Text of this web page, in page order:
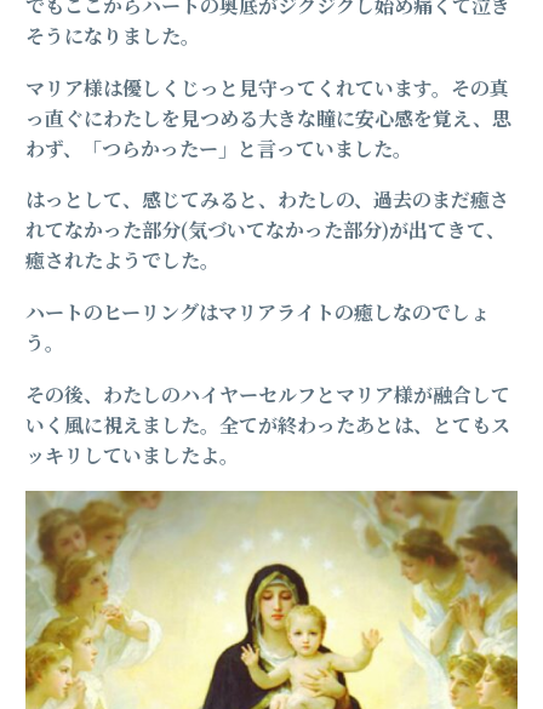
でもここからハートの奥底がジクジクし始め痛くて泣き
そうになりました。
マリア様は優しくじっと見守ってくれています。その真
っ直ぐにわたしを見つめる大きな瞳に安心感を覚え、思
わず、「つらかったー」と言っていました。
はっとして、感じてみると、わたしの、過去のまだ癒さ
れてなかった部分(気づいてなかった部分)が出てきて、
癒されたようでした。
ハートのヒーリングはマリアライトの癒しなのでしょ
う。
その後、わたしのハイヤーセルフとマリア様が融合して
いく風に視えました。全てが終わったあとは、とてもス
ッキリしていましたよ。